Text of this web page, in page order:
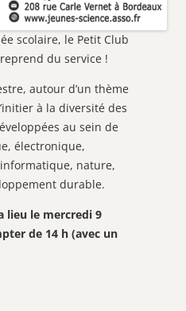
scolaire, le Petit Club
du service !
autour d’un thème
à la diversité des
au sein de
électronique,
nature,
durable.
lieu le mercredi 9
de 14 h (avec un